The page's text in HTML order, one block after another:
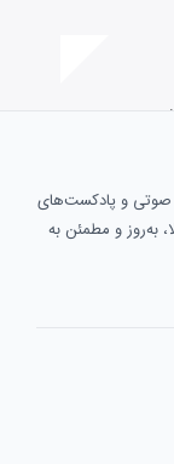
صوتی و پادکست‌های
به‌روز و مطمئن به